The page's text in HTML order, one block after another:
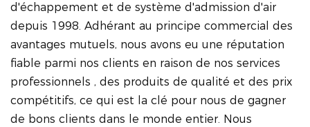
d'échappement et de système d'admission d'air
depuis 1998. Adhérant au principe commercial des
avantages mutuels, nous avons eu une réputation
fiable parmi nos clients en raison de nos services
professionnels , des produits de qualité et des prix
compétitifs, ce qui est la clé pour nous de gagner
de bons clients dans le monde entier. Nous